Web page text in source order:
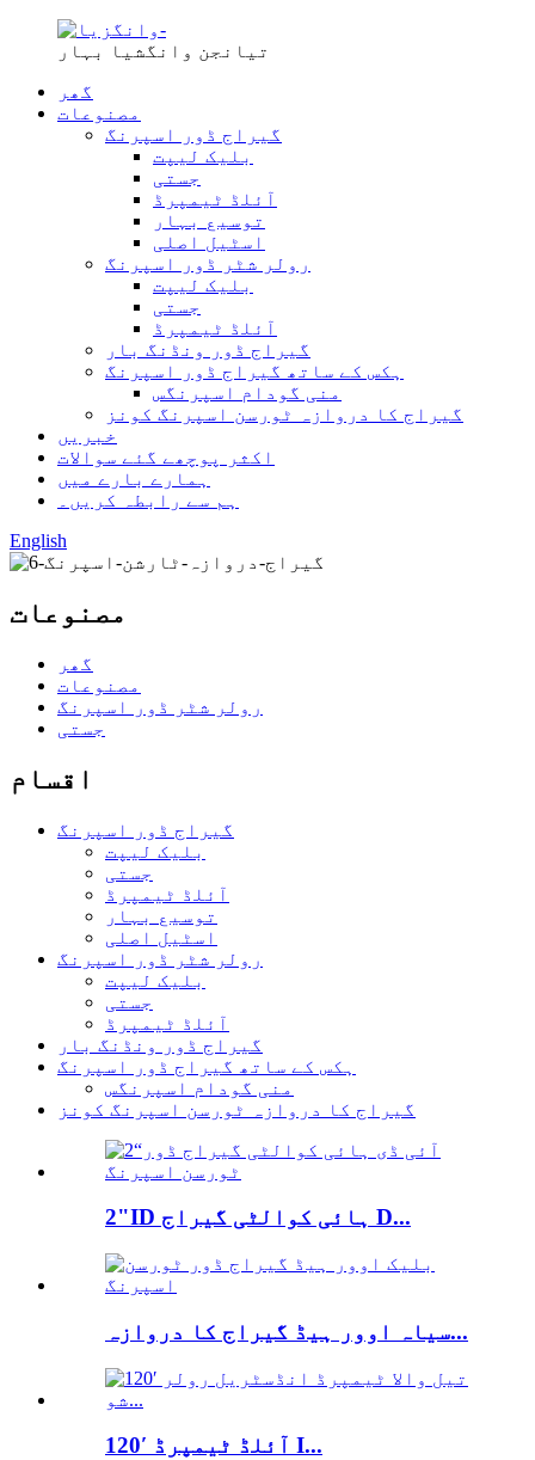
تیانجن وانگشیا بہار
گھر
مصنوعات
گیراج ڈور اسپرنگ
بلیک لیپت
جستی
آئلڈ ٹیمپرڈ
توسیع بہار
اسٹیل اصلی
رولر شٹر ڈور اسپرنگ
بلیک لیپت
جستی
آئلڈ ٹیمپرڈ
گیراج ڈور ونڈنگ بار
ہکس کے ساتھ گیراج ڈور اسپرنگ
منی گودام اسپرنگس
گیراج کا دروازہ ٹورسن اسپرنگ کونز
خبریں
اکثر پوچھے گئے سوالات
ہمارے بارے میں
ہم سے رابطہ کریں۔
English
مصنوعات
گھر
مصنوعات
رولر شٹر ڈور اسپرنگ
جستی
اقسام
گیراج ڈور اسپرنگ
بلیک لیپت
جستی
آئلڈ ٹیمپرڈ
توسیع بہار
اسٹیل اصلی
رولر شٹر ڈور اسپرنگ
بلیک لیپت
جستی
آئلڈ ٹیمپرڈ
گیراج ڈور ونڈنگ بار
ہکس کے ساتھ گیراج ڈور اسپرنگ
منی گودام اسپرنگس
گیراج کا دروازہ ٹورسن اسپرنگ کونز
2"ID ہائی کوالٹی گیراج D...
سیاہ اوور ہیڈ گیراج کا دروازہ...
120′ آئلڈ ٹیمپرڈ I...